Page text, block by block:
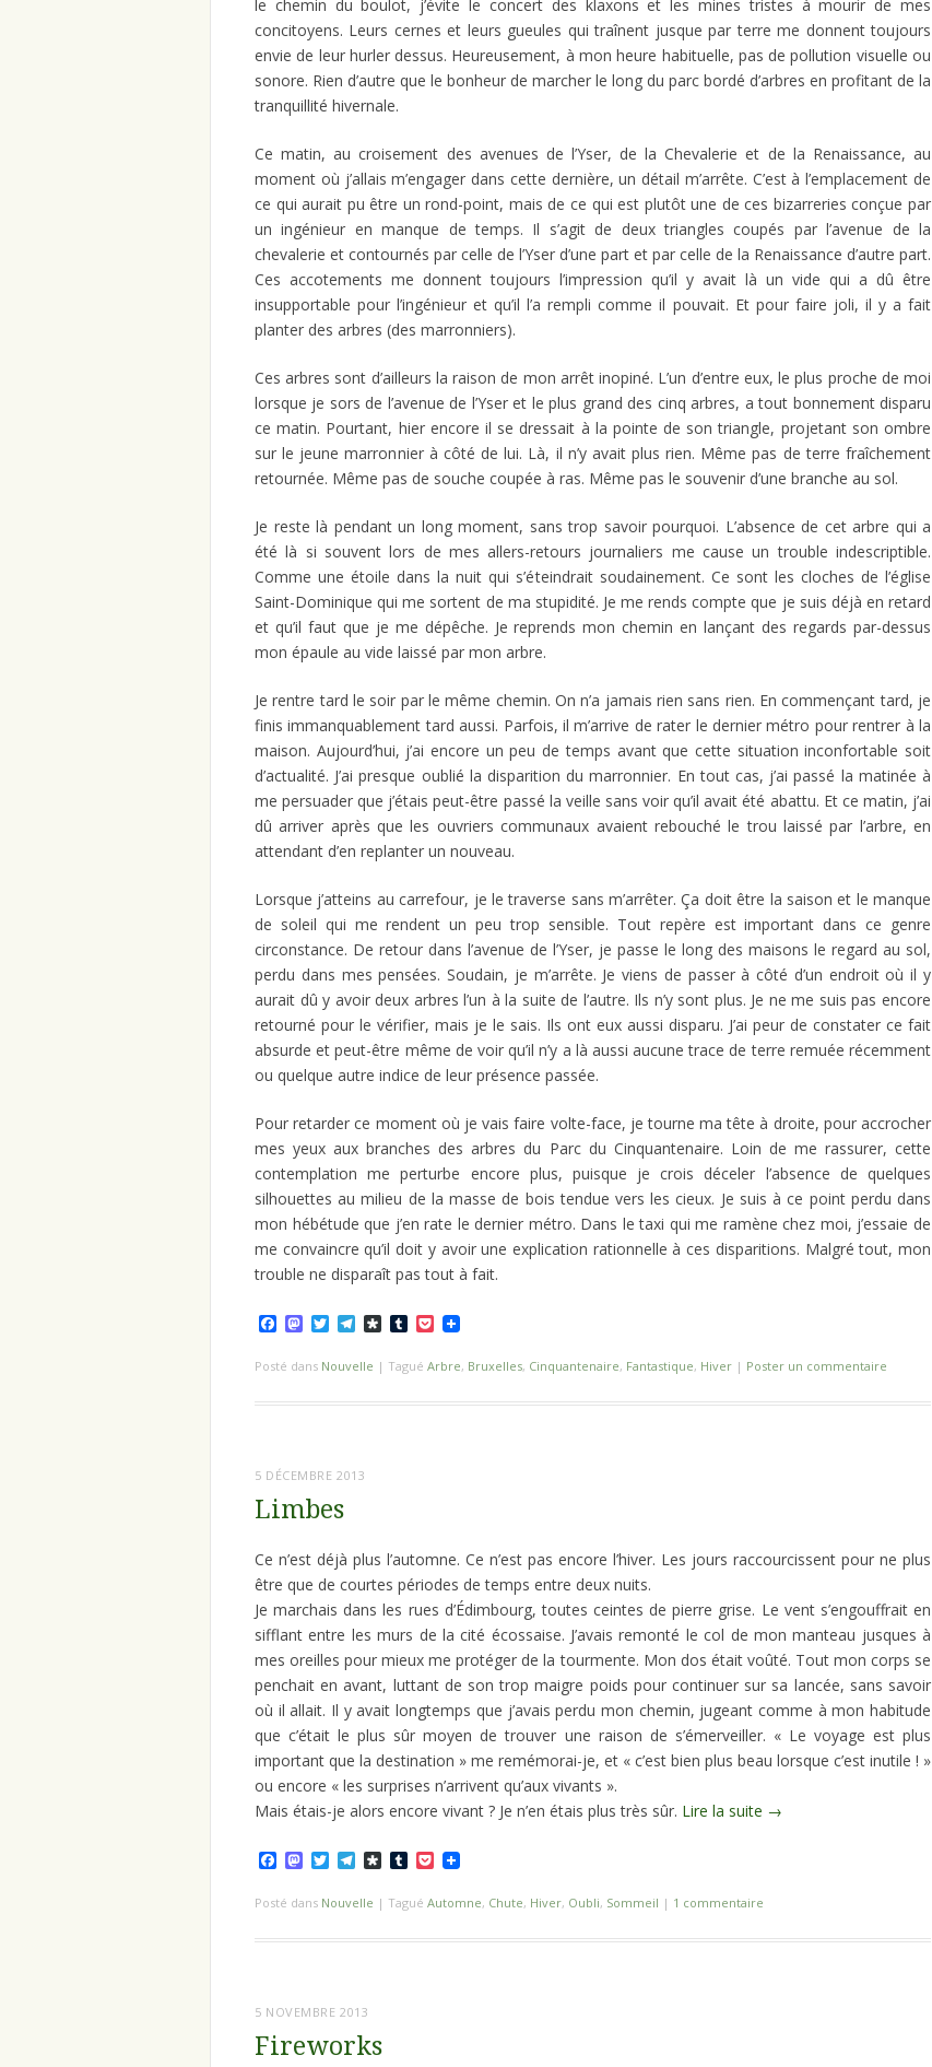
le chemin du boulot, j’évite le concert des klaxons et les mines tristes à mourir de mes
concitoyens. Leurs cernes et leurs gueules qui traînent jusque par terre me donnent toujours
envie de leur hurler dessus. Heureusement, à mon heure habituelle, pas de pollution visuelle ou
sonore. Rien d’autre que le bonheur de marcher le long du parc bordé d’arbres en profitant de la
tranquillité hivernale.
Ce matin, au croisement des avenues de l’Yser, de la Chevalerie et de la Renaissance, au
moment où j’allais m’engager dans cette dernière, un détail m’arrête. C’est à l’emplacement de
ce qui aurait pu être un rond-point, mais de ce qui est plutôt une de ces bizarreries conçue par
un ingénieur en manque de temps. Il s’agit de deux triangles coupés par l’avenue de la
chevalerie et contournés par celle de l’Yser d’une part et par celle de la Renaissance d’autre part.
Ces accotements me donnent toujours l’impression qu’il y avait là un vide qui a dû être
insupportable pour l’ingénieur et qu’il l’a rempli comme il pouvait. Et pour faire joli, il y a fait
planter des arbres (des marronniers).
Ces arbres sont d’ailleurs la raison de mon arrêt inopiné. L’un d’entre eux, le plus proche de moi
lorsque je sors de l’avenue de l’Yser et le plus grand des cinq arbres, a tout bonnement disparu
ce matin. Pourtant, hier encore il se dressait à la pointe de son triangle, projetant son ombre
sur le jeune marronnier à côté de lui. Là, il n’y avait plus rien. Même pas de terre fraîchement
retournée. Même pas de souche coupée à ras. Même pas le souvenir d’une branche au sol.
Je reste là pendant un long moment, sans trop savoir pourquoi. L’absence de cet arbre qui a
été là si souvent lors de mes allers-retours journaliers me cause un trouble indescriptible.
Comme une étoile dans la nuit qui s’éteindrait soudainement. Ce sont les cloches de l’église
Saint-Dominique qui me sortent de ma stupidité. Je me rends compte que je suis déjà en retard
et qu’il faut que je me dépêche. Je reprends mon chemin en lançant des regards par-dessus
mon épaule au vide laissé par mon arbre.
Je rentre tard le soir par le même chemin. On n’a jamais rien sans rien. En commençant tard, je
finis immanquablement tard aussi. Parfois, il m’arrive de rater le dernier métro pour rentrer à la
maison. Aujourd’hui, j’ai encore un peu de temps avant que cette situation inconfortable soit
d’actualité. J’ai presque oublié la disparition du marronnier. En tout cas, j’ai passé la matinée à
me persuader que j’étais peut-être passé la veille sans voir qu’il avait été abattu. Et ce matin, j’ai
dû arriver après que les ouvriers communaux avaient rebouché le trou laissé par l’arbre, en
attendant d’en replanter un nouveau.
Lorsque j’atteins au carrefour, je le traverse sans m’arrêter. Ça doit être la saison et le manque
de soleil qui me rendent un peu trop sensible. Tout repère est important dans ce genre
circonstance. De retour dans l’avenue de l’Yser, je passe le long des maisons le regard au sol,
perdu dans mes pensées. Soudain, je m’arrête. Je viens de passer à côté d’un endroit où il y
aurait dû y avoir deux arbres l’un à la suite de l’autre. Ils n’y sont plus. Je ne me suis pas encore
retourné pour le vérifier, mais je le sais. Ils ont eux aussi disparu. J’ai peur de constater ce fait
absurde et peut-être même de voir qu’il n’y a là aussi aucune trace de terre remuée récemment
ou quelque autre indice de leur présence passée.
Pour retarder ce moment où je vais faire volte-face, je tourne ma tête à droite, pour accrocher
mes yeux aux branches des arbres du Parc du Cinquantenaire. Loin de me rassurer, cette
contemplation me perturbe encore plus, puisque je crois déceler l’absence de quelques
silhouettes au milieu de la masse de bois tendue vers les cieux. Je suis à ce point perdu dans
mon hébétude que j’en rate le dernier métro. Dans le taxi qui me ramène chez moi, j’essaie de
me convaincre qu’il doit y avoir une explication rationnelle à ces disparitions. Malgré tout, mon
trouble ne disparaît pas tout à fait.
Facebook
Mastodon
TwitterTelegram
Diaspora
TumblrPocket
Posté dans Nouvelle | Tagué Arbre, Bruxelles, Cinquantenaire, Fantastique, Hiver | Poster un commentaire
5 DÉCEMBRE 2013
Limbes
Ce n’est déjà plus l’automne. Ce n’est pas encore l’hiver. Les jours raccourcissent pour ne plus
être que de courtes périodes de temps entre deux nuits.
Je marchais dans les rues d’Édimbourg, toutes ceintes de pierre grise. Le vent s’engouffrait en
sifflant entre les murs de la cité écossaise. J’avais remonté le col de mon manteau jusques à
mes oreilles pour mieux me protéger de la tourmente. Mon dos était voûté. Tout mon corps se
penchait en avant, luttant de son trop maigre poids pour continuer sur sa lancée, sans savoir
où il allait. Il y avait longtemps que j’avais perdu mon chemin, jugeant comme à mon habitude
que c’était le plus sûr moyen de trouver une raison de s’émerveiller. « Le voyage est plus
important que la destination » me remémorai-je, et « c’est bien plus beau lorsque c’est inutile ! »
ou encore « les surprises n’arrivent qu’aux vivants ».
Mais étais-je alors encore vivant ? Je n’en étais plus très sûr. Lire la suite →
Facebook
Mastodon
TwitterTelegram
Diaspora
TumblrPocket
Posté dans Nouvelle | Tagué Automne, Chute, Hiver, Oubli, Sommeil | 1 commentaire
5 NOVEMBRE 2013
Fireworks